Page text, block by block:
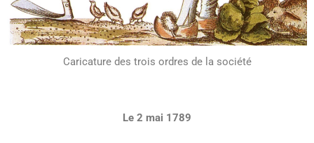
Caricature des trois ordres de la société
Le 2 mai 1789